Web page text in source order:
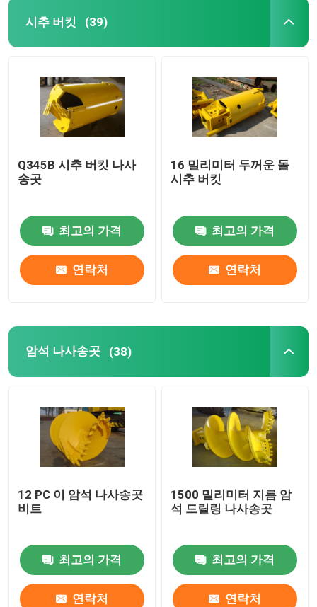
시추 버킷 (39)
Q345B 시추 버킷 나사
송곳
최고의 가격
연락처
16 밀리미터 두꺼운 돌
시추 버킷
최고의 가격
연락처
암석 나사송곳 (38)
12 PC 이 암석 나사송곳
비트
최고의 가격
연락처
1500 밀리미터 지름 암
석 드릴링 나사송곳
최고의 가격
연락처